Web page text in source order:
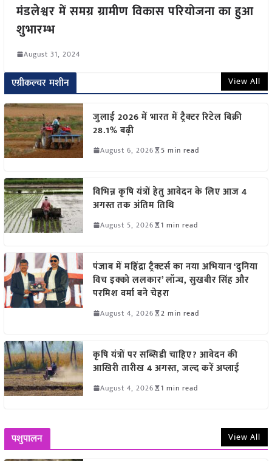
मंडलेश्वर में समग्र ग्रामीण विकास परियोजना का हुआ
शुभारम्भ
August 31, 2024
एग्रीकल्चर मशीन View All
जुलाई 2026 में भारत में ट्रैक्टर रिटेल बिक्री
28.1% बढ़ी
August 6, 2026 5 min read
विभिन्न कृषि यंत्रों हेतु आवेदन के लिए आज 4
अगस्त तक अंतिम तिथि
August 5, 2026 1 min read
पंजाब में महिंद्रा ट्रैक्टर्स का नया अभियान ‘दुनिया
विच इक्को ललकार’ लॉन्च, सुखबीर सिंह और
परमिश वर्मा बने चेहरा
August 4, 2026 2 min read
कृषि यंत्रों पर सब्सिडी चाहिए? आवेदन की
आखिरी तारीख 4 अगस्त, जल्द करें अप्लाई
August 4, 2026 1 min read
पशुपालन View All